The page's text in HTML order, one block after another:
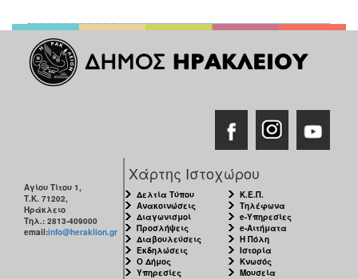
2016
2015
2013
Αγίου Τίτου 1,
Τ.Κ. 71202,
Ηράκλειο
Τηλ.: 2813-409000
email:info@heraklion.gr
Χάρτης Ιστοχώρου
Δελτία Τύπου
Ανακοινώσεις
Διαγωνισμοί
Προσλήψεις
Διαβουλεύσεις
Εκδηλώσεις
Ο Δήμος
Υπηρεσίες
Κ.Ε.Π.
Τηλέφωνα
e-Υπηρεσίες
e-Αιτήματα
Η Πόλη
Ιστορία
Κνωσός
Μουσεία